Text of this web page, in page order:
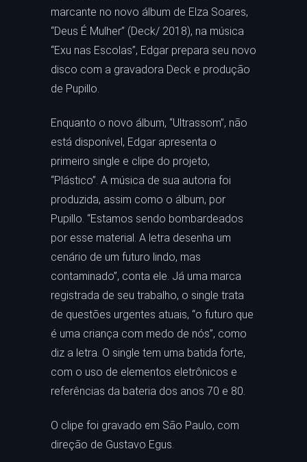
marcante no novo álbum de Elza Soares,
“Deus É Mulher” (Deck/ 2018), na música
“Exu nas Escolas”, Edgar prepara seu novo
disco com a gravadora Deck e produção
de Pupillo.
Enquanto o novo álbum, “Ultrassom”, não
está disponível, Edgar apresenta o
primeiro single e clipe do projeto,
“Plástico”. A música de sua autoria foi
produzida, assim como o álbum, por
Pupillo. “Estamos sendo bombardeados
por esse material. A letra desenha um
cenário de um futuro lindo, mas
contaminado”, conta ele. Já uma marca
registrada de seu trabalho, o single trata
de questões urgentes atuais, “o futuro que
é uma criança com medo de nós”, como
diz a letra. O single tem uma batida forte,
com o uso de elementos eletrônicos e
referências da bateria dos anos 70 e 80.
O clipe foi gravado em São Paulo, com
direção de Gustavo Egus.